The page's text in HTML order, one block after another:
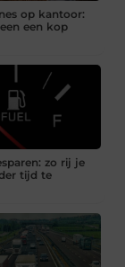
op kantoor:
een kop
zo rij je
tijd te